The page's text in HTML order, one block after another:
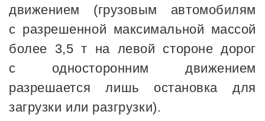
движением (грузовым автомобилям
с разрешенной максимальной массой
более 3,5 т на левой стороне дорог
с односторонним движением
разрешается лишь остановка для
загрузки или разгрузки).